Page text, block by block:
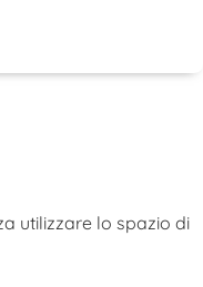
utilizzare lo spazio di